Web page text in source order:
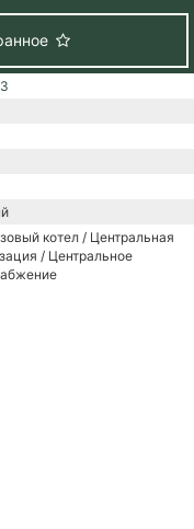
котел / Центральная
/ Центральное